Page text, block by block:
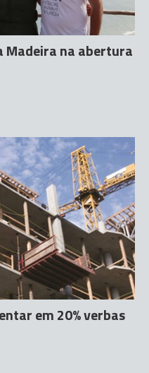
Madeira na abertura
em 20% verbas